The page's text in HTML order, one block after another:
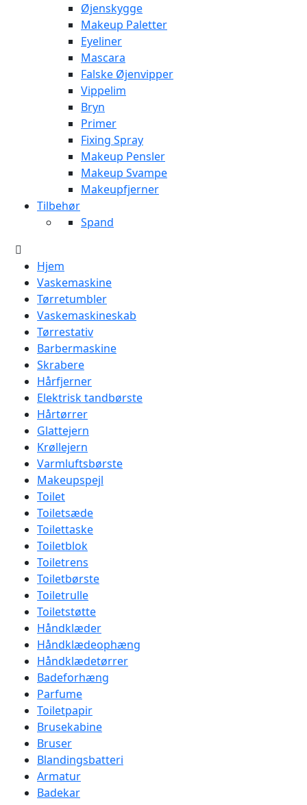
Øjenskygge
Makeup Paletter
Eyeliner
Mascara
Falske Øjenvipper
Vippelim
Bryn
Primer
Fixing Spray
Makeup Pensler
Makeup Svampe
Makeupfjerner
Tilbehør
Spand
Hjem
Vaskemaskine
Tørretumbler
Vaskemaskineskab
Tørrestativ
Barbermaskine
Skrabere
Hårfjerner
Elektrisk tandbørste
Hårtørrer
Glattejern
Krøllejern
Varmluftsbørste
Makeupspejl
Toilet
Toiletsæde
Toilettaske
Toiletblok
Toiletrens
Toiletbørste
Toiletrulle
Toiletstøtte
Håndklæder
Håndklædeophæng
Håndklædetørrer
Badeforhæng
Parfume
Toiletpapir
Brusekabine
Bruser
Blandingsbatteri
Armatur
Badekar